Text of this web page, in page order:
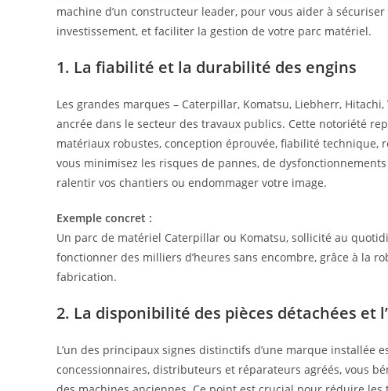
machine d’un constructeur leader, pour vous aider à
investissement, et faciliter la gestion de votre parc matériel.
1. La fiabilité et la durabilité des engins
Les grandes marques – Caterpillar, Komatsu, Liebherr,
ancrée dans le secteur des travaux publics. Cette notoriété
matériaux robustes, conception éprouvée, fiabilité technique,
vous minimisez les risques de pannes, de
ralentir vos chantiers ou endommager votre image.
Exemple concret :
Un parc de matériel Caterpillar ou Komatsu, sollicité au
fonctionner des milliers d’heures sans encombre, grâce à la
fabrication.
2. La disponibilité des pièces détachées et
L’un des principaux signes distinctifs d’une marque installée
concessionnaires, distributeurs et réparateurs agréés, vous